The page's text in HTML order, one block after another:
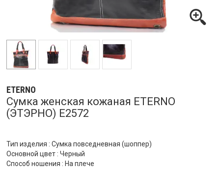
ETERNO
Сумка женская кожаная ETERNO
(ЭТЭРНО) E2572
Тип изделия : Сумка повседневная (шоппер)
Основной цвет : Черный
Способ ношения : На плече